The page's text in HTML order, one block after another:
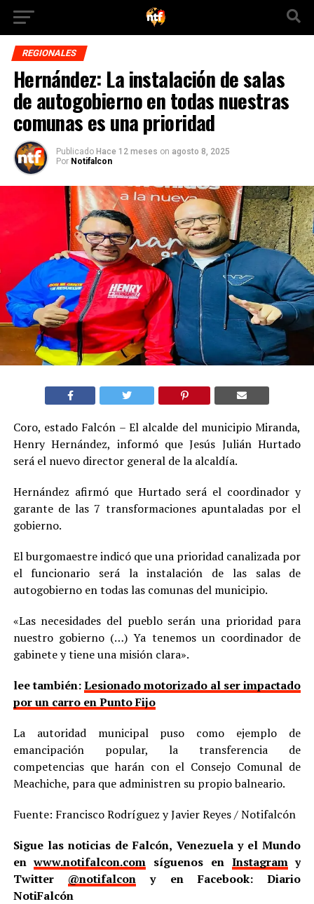
REGIONALES
Hernández: La instalación de salas
de autogobierno en todas nuestras
comunas es una prioridad
Publicado Hace 12 meses on agosto 8, 2025
Por Notifalcon
Coro, estado Falcón – El alcalde del municipio Miranda,
Henry Hernández, informó que Jesús Julián Hurtado
será el nuevo director general de la alcaldía.
Hernández afirmó que Hurtado será el coordinador y
garante de las 7 transformaciones apuntaladas por el
gobierno.
El burgomaestre indicó que una prioridad canalizada por
el funcionario será la instalación de las salas de
autogobierno en todas las comunas del municipio.
«Las necesidades del pueblo serán una prioridad para
nuestro gobierno (…) Ya tenemos un coordinador de
gabinete y tiene una misión clara».
lee también:Lesionado motorizado al ser impactado
por un carro en Punto Fijo
La autoridad municipal puso como ejemplo de
emancipación popular, la transferencia de
competencias que harán con el Consejo Comunal de
Meachiche, para que administren su propio balneario.
Fuente: Francisco Rodríguez y Javier Reyes / Notifalcón
Sigue las noticias de Falcón, Venezuela y el Mundo
enwww.notifalcon.com síguenos en Instagramy
Twitter @notifalcon y en Facebook: Diario
NotiFalcón